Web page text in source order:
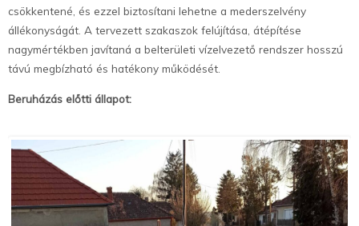
csökkentené, és ezzel biztosítani lehetne a mederszelvény
állékonyságát. A tervezett szakaszok felújítása, átépítése
nagymértékben javítaná a belterületi vízelvezető rendszer hosszú
távú megbízható és hatékony működését.
Beruházás előtti állapot: